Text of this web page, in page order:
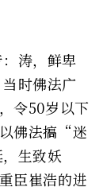
涛，鲜卑
时佛法广
令50岁以下
佛法搞“迷
生致妖
臣崔浩的进